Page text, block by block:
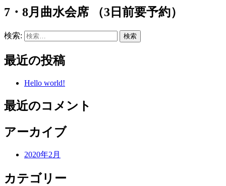
7・8月曲水会席 （3日前要予約）
検索:
最近の投稿
Hello world!
最近のコメント
アーカイブ
2020年2月
カテゴリー